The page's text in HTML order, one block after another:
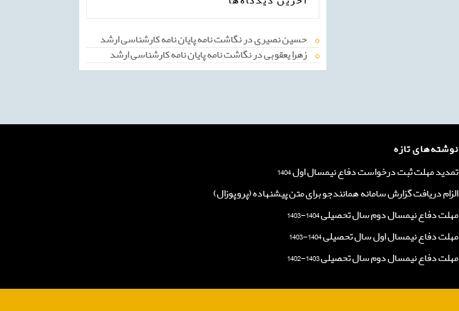
حسین نصیریدرنگاشت نامه پایان نامه کارشناسی ارشد
زهرا یعقوبیدرنگاشت نامه پایان نامه کارشناسی ارشد
نوشته‌های تازه
تمدید مهلت ثبت درخواست دفاع نیمسال اول 1404
الزام دریافت گزارش سامانه همانندجو برای متن پیشنهاده (پروپوزال)
مهلت دفاع نیمسال دوم سال تحصیلی 1404-1403
مهلت دفاع نیمسال اول سال تحصیلی 1404-1403
مهلت دفاع نیمسال دوم سال تحصیلی 1403-1402